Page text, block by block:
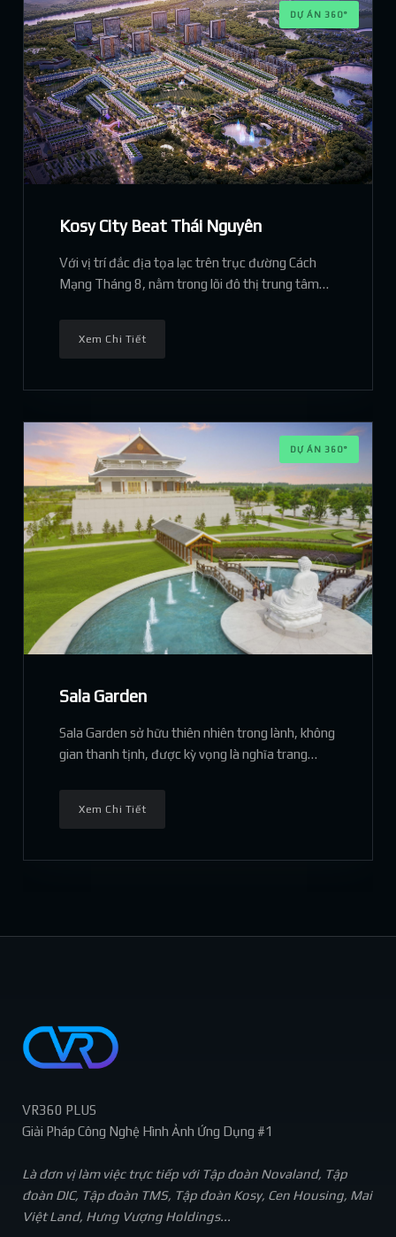
DỰ ÁN 360°
Kosy City Beat Thái Nguyên
Với vị trí đắc địa tọa lạc trên trục đường Cách
Mạng Tháng 8, nằm trong lõi đô thị trung tâm
phố"
Xem Chi Tiết
DỰ ÁN 360°
Sala Garden
Sala Garden sở hữu thiên nhiên trong lành, không
gian thanh tịnh, được kỳ vọng là nghĩa trang
Xem Chi Tiết
VR360 PLUS
Giải Pháp Công Nghệ Hình Ảnh Ứng Dụng #1
Là đơn vị làm việc trực tiếp với Tập đoàn Novaland, Tập
đoàn DIC, Tập đoàn TMS, Tập đoàn Kosy, Cen Housing, Mai
Việt Land, Hưng Vượng Holdings...